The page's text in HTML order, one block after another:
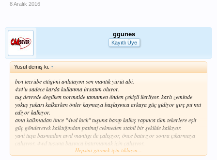
8 Aralık 2016
ggunes
Kayıtlı Üye
Yusuf demiş ki: ↑
ben tecrübe ettigimi anlatayım sen mantık yürüt abi.
4x4'u sadece karda kullanma fırsatım oluyor.
tuş devrede degilken normalde tamamen önden çekişli ilerliyor. karlı zeminde
yokuş yukarı kalkarken önler kaymaya başlayınca arkaya güç gidiyor gırç pıt mıt
ediyor kalkıyor.
ama kalkmadan önce "4wd lock" tuşuna basıp kalkış yapınca tüm tekerlere eşit
güç göndererek kalktığından patinaj cekmeden stabil bir şekilde kalkıyor.
yani tuşa basmadan awd mantıgı ile çalışıyor, önce batırıyor sonra çıkarmaya
çalışıyor. 4wd tuşuna basınca batırmamak için çalışıyor.
4wd tuşu basılıyken dönüşlerde araba kasıyor.
Hepsini görmek için tıklayın...